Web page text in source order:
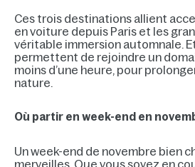
Ces trois destinations allient
en voiture depuis Paris et les
véritable immersion automnale.
permettent de rejoindre un
moins d’une heure, pour
nature.
Où partir en week-end en
Un week-end de novembre bien
merveilles. Que vous soyez en